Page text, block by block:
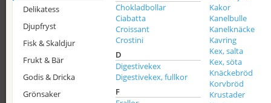
Delikatess
Djupfryst
Fisk & Skaldjur
Frukt & Bär
Godis & Dricka
Grönsaker
Chokladbollar
Ciabatta
Croissant
Crostini
D
Digestivekex
Digestivekex, fullkor
F
Kakor
Kanelbulle
Kanelknäcke
Kavring
Kex, salta
Kex, söta
Knäckebröd
Korvbröd
Krustader